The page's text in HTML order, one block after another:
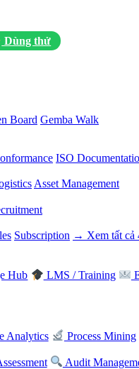
Dùng thử
Board Gemba Walk
ISO
Asset Management
Subscription → Xem tất cả
Hub LMS / Training
Analytics Process Mining
Audit